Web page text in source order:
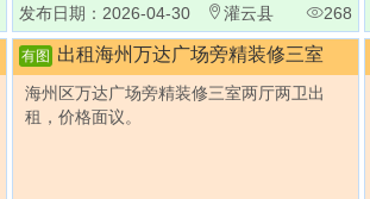
发布日期：2026-04-30 灌云县 268
有图 出租海州万达广场旁精装修三室
海州区万达广场旁精装修三室两厅两卫出
租，价格面议。